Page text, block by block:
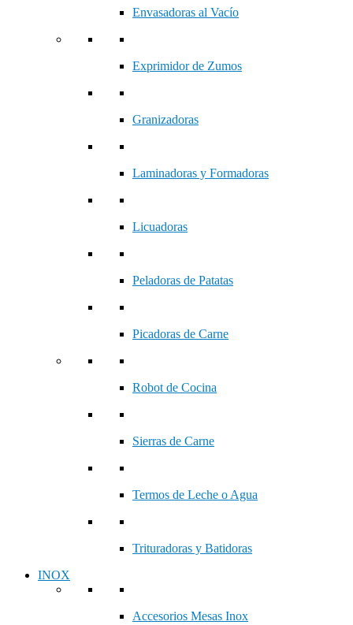
Envasadoras al Vacío
Exprimidor de Zumos
Granizadoras
Laminadoras y Formadoras
Licuadoras
Peladoras de Patatas
Picadoras de Carne
Robot de Cocina
Sierras de Carne
Termos de Leche o Agua
Trituradoras y Batidoras
INOX
Accesorios Mesas Inox